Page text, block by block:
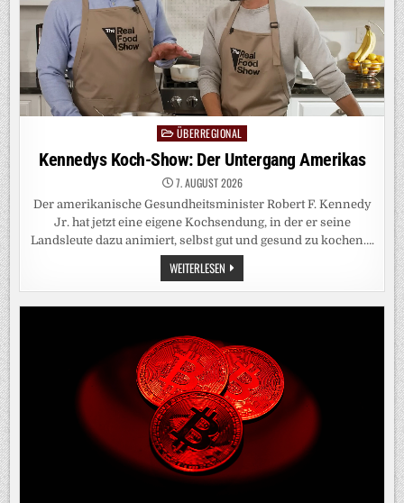
Posted
in
ÜBERREGIONAL
Kennedys Koch-Show: Der Untergang Amerikas
7. AUGUST 2026
Der amerikanische Gesundheitsminister Robert F. Kennedy
Jr. hat jetzt eine eigene Kochsendung, in der er seine
Landsleute dazu animiert, selbst gut und gesund zu kochen….
WEITERLESEN KENNEDYS
KOCH-
SHOW:
DER